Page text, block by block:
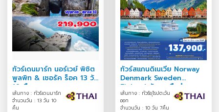
ทัวร์เดนมาร์ก นอร์เวย์ พิชิต
พูลพิท & เชอรัค ร็อค 13 วัน
10 คืน
เส้นทาง : ทัวร์เดนมาร์ก
จำนวนวัน : 13 วัน 10
คืน
ทัวร์สแกนดิเนเวีย Norway
Denmark Sweden
Finland พักบนเรือสำราญ
Go Nordic & Silja Line
10 วัน 7 คืน
เส้นทาง : ทัวร์ยุโรปตะวัน
ออก
จำนวนวัน : 10 วัน 7คืน